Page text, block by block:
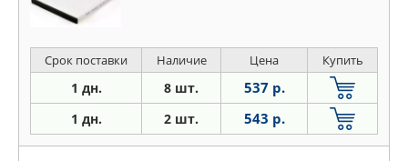
Срок поставки Наличие Цена Купить
1 дн. 8 шт. 537 р.
1 дн. 2 шт. 543 р.